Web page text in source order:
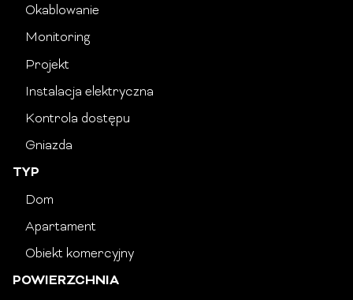
Okablowanie
Monitoring
Projekt
Instalacja elektryczna
Kontrola dostępu
Gniazda
TYP
Dom
Apartament
Obiekt komercyjny
POWIERZCHNIA